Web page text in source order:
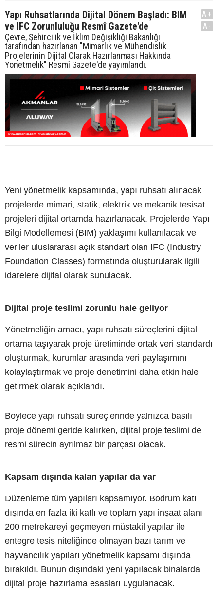
Yapı Ruhsatlarında Dijital Dönem Başladı: BIM
ve IFC Zorunluluğu Resmî Gazete'de
Çevre, Şehircilik ve İklim Değişikliği Bakanlığı
tarafından hazırlanan "Mimarlık ve Mühendislik
Projelerinin Dijital Olarak Hazırlanması Hakkında
Yönetmelik" Resmî Gazete'de yayımlandı.
A+
A-
Yeni yönetmelik kapsamında, yapı ruhsatı alınacak
projelerde mimari, statik, elektrik ve mekanik tesisat
projeleri dijital ortamda hazırlanacak. Projelerde Yapı
Bilgi Modellemesi (BIM) yaklaşımı kullanılacak ve
veriler uluslararası açık standart olan IFC (Industry
Foundation Classes) formatında oluşturularak ilgili
idarelere dijital olarak sunulacak.
Dijital proje teslimi zorunlu hale geliyor
Yönetmeliğin amacı, yapı ruhsatı süreçlerini dijital
ortama taşıyarak proje üretiminde ortak veri standardı
oluşturmak, kurumlar arasında veri paylaşımını
kolaylaştırmak ve proje denetimini daha etkin hale
getirmek olarak açıklandı.
Böylece yapı ruhsatı süreçlerinde yalnızca basılı
proje dönemi geride kalırken, dijital proje teslimi de
resmi sürecin ayrılmaz bir parçası olacak.
Kapsam dışında kalan yapılar da var
Düzenleme tüm yapıları kapsamıyor. Bodrum katı
dışında en fazla iki katlı ve toplam yapı inşaat alanı
200 metrekareyi geçmeyen müstakil yapılar ile
entegre tesis niteliğinde olmayan bazı tarım ve
hayvancılık yapıları yönetmelik kapsamı dışında
bırakıldı. Bunun dışındaki yeni yapılacak binalarda
dijital proje hazırlama esasları uygulanacak.